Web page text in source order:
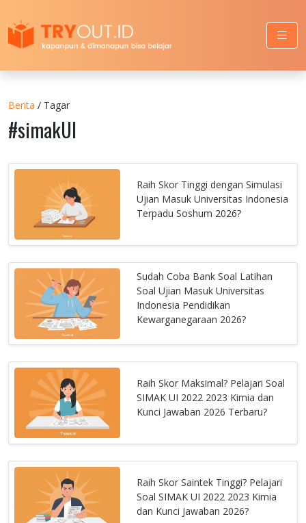
Berita / Tagar
#simakUI
Raih Skor Tinggi dengan Simulasi
Ujian Masuk Universitas Indonesia
Terpadu Soshum 2026?
Sudah Coba Bank Soal Latihan
Soal Ujian Masuk Universitas
Indonesia Pendidikan
Kewarganegaraan 2026?
Raih Skor Maksimal? Pelajari Soal
SIMAK UI 2022 2023 Kimia dan
Kunci Jawaban 2026 Terbaru?
Raih Skor Saintek Tinggi? Pelajari
Soal SIMAK UI 2022 2023 Kimia
dan Kunci Jawaban 2026?